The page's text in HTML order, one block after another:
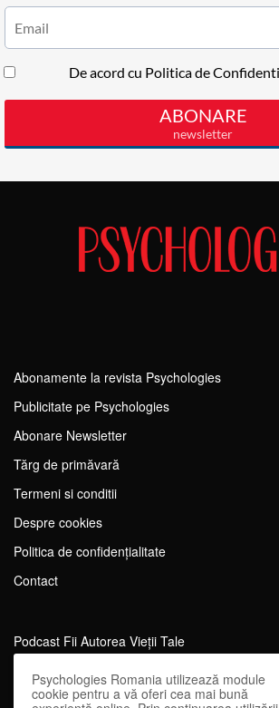
Abonamente la revista Psychologies
Publicitate pe Psychologies
Abonare Newsletter
Tărg de primăvară
Termeni si conditii
Despre cookies
Politica de confidențialitate
Contact
Podcast Fii Autorea Vieții Tale
Evenimente Fii Autoarea Vieții Tale!
SportEdu
Psychologies Romania utilizează module
cookie pentru a vă oferi cea mai bună